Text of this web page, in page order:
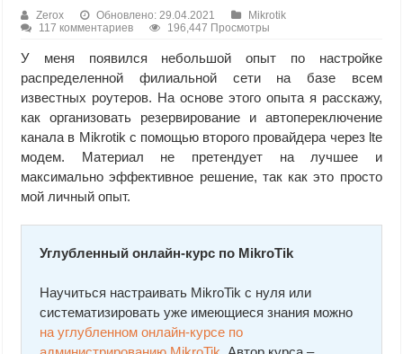
Zerox Обновлено: 29.04.2021
Mikrotik
117 комментариев
196,447 Просмотры
У меня появился небольшой опыт по настройке
распределенной филиальной сети на базе всем
известных роутеров. На основе этого опыта я расскажу,
как организовать резервирование и автопереключение
канала в Mikrotik с помощью второго провайдера через lte
модем. Материал не претендует на лучшее и
максимально эффективное решение, так как это просто
мой личный опыт.
Углубленный онлайн-курс по MikroTik
Научиться настраивать MikroTik с нуля или
систематизировать уже имеющиеся знания можно
на углубленном онлайн-курcе по